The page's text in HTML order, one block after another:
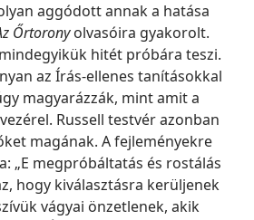
aggódott annak a hatása
Őrtoronyolvasóira gyakorolt.
hitét próbára teszi.
az Írás-ellenes tanításokkal
magyarázzák, mint amit a
Russell testvér azonban
magának. A fejleményekre
„E megpróbáltatás és rostálás
hogy kiválasztásra kerüljenek
vágyai önzetlenek, akik